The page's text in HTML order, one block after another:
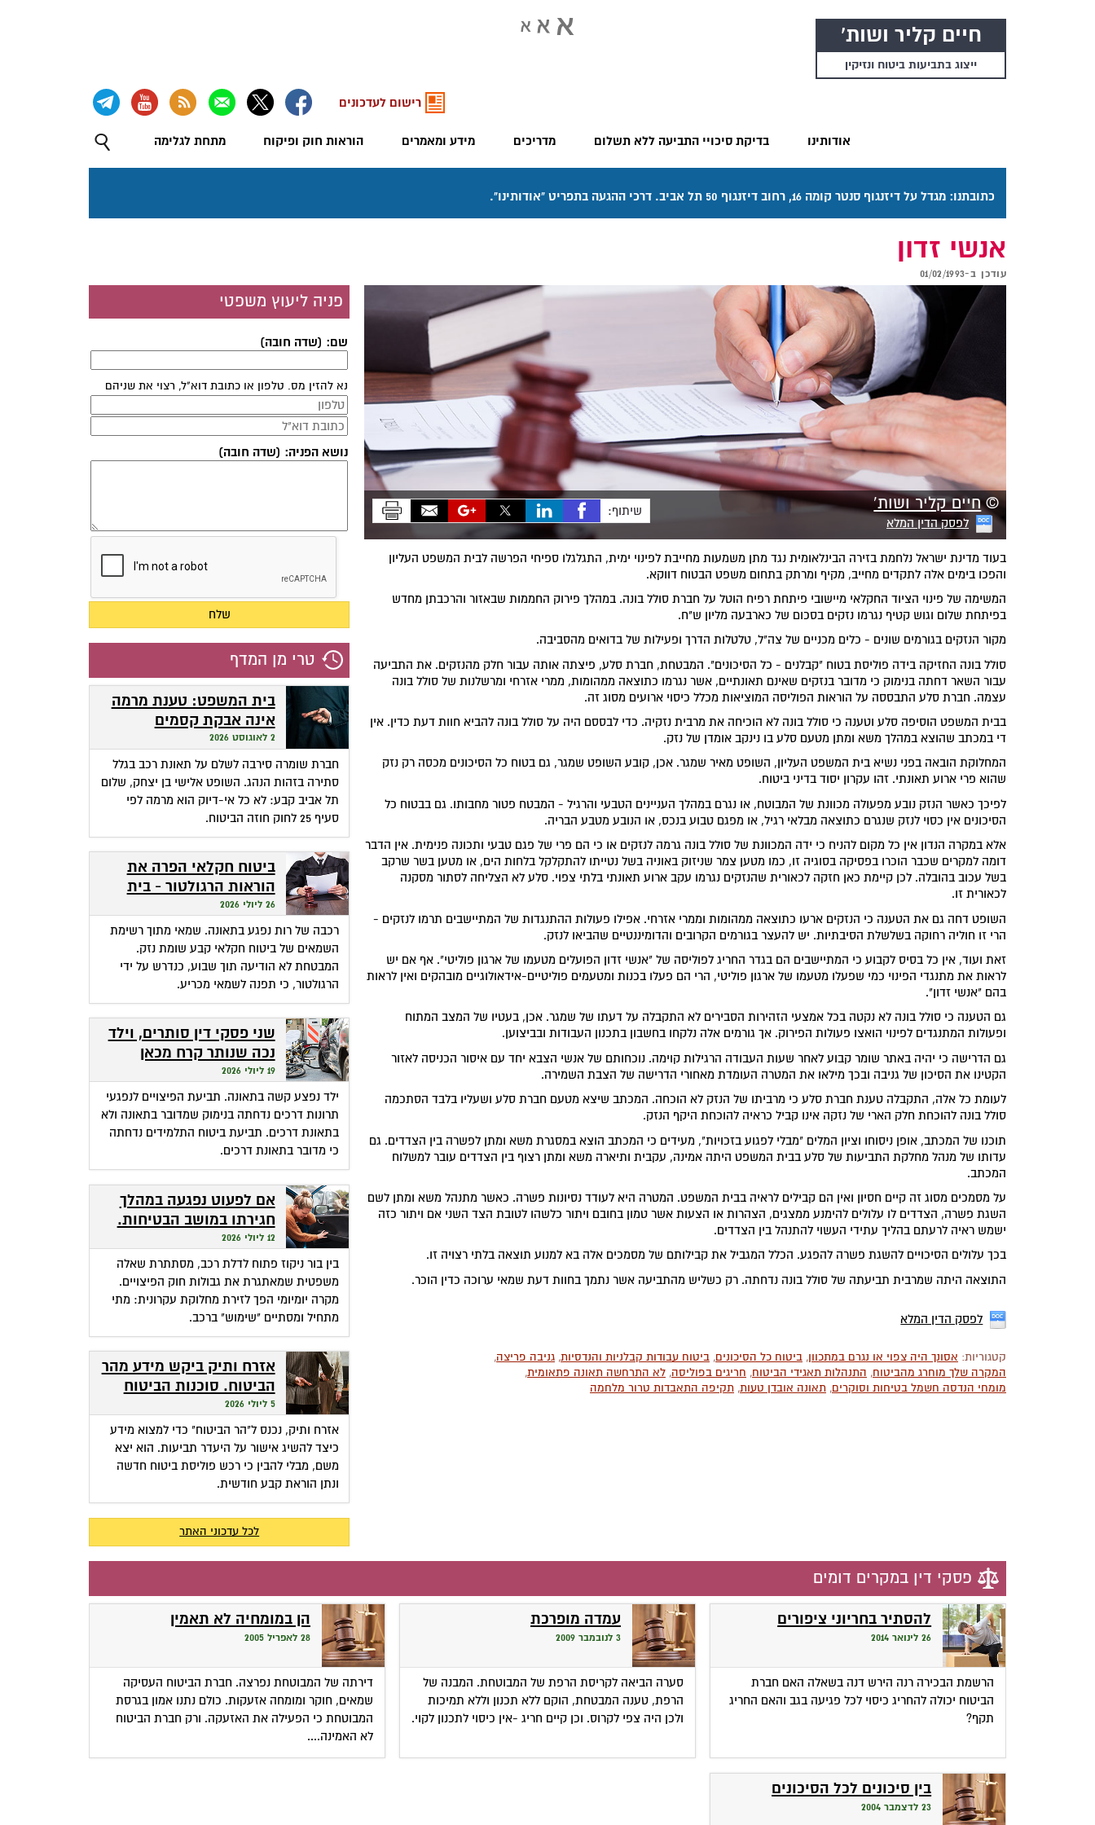
חיים קליר ושות'
ייצוג בתביעות ביטוח ונזיקין
אודותינו בדיקת סיכויי התביעה ללא תשלום מדריכים מידע ומאמרים הוראות חוק ופיקוח מתחת לגלימה
רישום לעדכונים
כתובתנו: מגדל על דיזנגוף סנטר קומה 16, רחוב דיזנגוף 50 תל אביב. דרכי ההגעה בתפריט "אודותינו".
אנשי זדון
עודכן ב-01/02/1993
©חיים קליר ושות'
לפסק הדין המלא
שיתוף:
בעוד מדינת ישראל נלחמת בזירה הבינלאומית נגד מתן משמעות מחייבת לפינוי ימית, התגלגלו ספיחי הפרשה לבית המשפט העליון
והפכו בימים אלה לתקדים מחייב, מקיף ומרתק בתחום משפט הבטוח דווקא.
המשימה של פינוי הציוד החקלאי מיישובי פיתחת רפיח הוטל על חברת סולל בונה. במהלך פירוק החממות שבאזור והרכבתן מחדש
בפיתחת שלום וגוש קטיף נגרמו נזקים בסכום של כארבעה מליון ש"ח.
מקור הנזקים בגורמים שונים - כלים מכניים של צה"ל, טלטלות הדרך ופעילות של בדואים מהסביבה.
סולל בונה החזיקה בידה פוליסת בטוח "קבלנים - כל הסיכונים". המבטחת, חברת סלע, פיצתה אותה עבור חלק מהנזקים. את התביעה
עבור השאר דחתה בנימוק כי מדובר בנזקים שאינם תאונתיים, אשר נגרמו כתוצאה ממהומות, ממרי אזרחי ומרשלנות של סולל בונה
עצמה. חברת סלע התבססה על הוראות הפוליסה המוציאות מכלל כיסוי ארועים מסוג זה.
בבית המשפט הוסיפה סלע וטענה כי סולל בונה לא הוכיחה את מרבית נזקיה. כדי לבססם היה על סולל בונה להביא חוות דעת כדין. אין
די במכתב שהוצא במהלך משא ומתן מטעם סלע בו נינקב אומדן של נזק.
המחלוקת הובאה בפני נשיא בית המשפט העליון, השופט מאיר שמגר. אכן, קובע השופט שמגר, גם בטוח כל הסיכונים מכסה רק נזק
שהוא פרי ארוע תאונתי. זהו עקרון יסוד בדיני ביטוח.
לפיכך כאשר הנזק נובע מפעולה מכוונת של המבוטח, או נגרם במהלך העניינים הטבעי והרגיל - המבטח פטור מחבותו. גם בבטוח כל
הסיכונים אין כסוי לנזק שנגרם כתוצאה מבלאי רגיל, או מפגם טבוע בנכס, או הנובע מטבע הבריה.
אלא במקרה הנדון אין כל מקום להניח כי ידה המכוונת של סולל בונה גרמה לנזקים או כי הם פרי של פגם טבעי ותכונה פנימית. אין הדבר
דומה למקרים שכבר הוכרו בפסיקה בסוגיה זו, כמו מטען צמר שניזוק באוניה בשל נטייתו להתקלקל בלחות הים, או מטען בשר שרקב
בשל עכוב בהובלה. לכן קיימת כאן חזקה לכאורית שהנזקים נגרמו עקב ארוע תאונתי בלתי צפוי. סלע לא הצליחה לסתור מסקנה
לכאורית זו.
השופט דחה גם את הטענה כי הנזקים ארעו כתוצאה ממהומות וממרי אזרחי. אפילו פעולות ההתנגדות של המתיישבים תרמו לנזקים -
הרי זו חוליה רחוקה בשלשלת הסיבתיות. יש להעצר בגורמים הקרובים והדומיננטיים שהביאו לנזק.
זאת ועוד, אין כל בסיס לקבוע כי המתיישבים הם בגדר החריג לפוליסה של "אנשי זדון הפועלים מטעמו של ארגון פוליטי". אף אם יש
לראות את מתנגדי הפינוי כמי שפעלו מטעמו של ארגון פוליטי, הרי הם פעלו בכנות ומטעמים פוליטיים-אידאולוגיים מובהקים ואין לראות
בהם "אנשי זדון".
גם הטענה כי סולל בונה לא נקטה בכל אמצעי הזהירות הסבירים לא התקבלה על דעתו של שמגר. אכן, בעטיו של המצב המתוח
ופעולות המתנגדים לפינוי הואצו פעולות הפירוק. אך גורמים אלה נלקחו בחשבון בתכנון העבודות ובביצוען.
גם הדרישה כי יהיה באתר שומר קבוע לאחר שעות העבודה הרגילות קוימה. נוכחותם של אנשי הצבא יחד עם איסור הכניסה לאזור
הקטינו את הסיכון של גניבה ובכך מילאו את המטרה העומדת מאחורי הדרישה של הצבת השמירה.
לעומת כל אלה, התקבלה טענת חברת סלע כי מרביתו של הנזק לא הוכחה. המכתב שיצא מטעם חברת סלע ושעליו בלבד הסתכמה
סולל בונה להוכחת חלק הארי של נזקה אינו קביל כראיה להוכחת היקף הנזק.
תוכנו של המכתב, אופן ניסוחו וציון המלים "מבלי לפגוע בזכויות", מעידים כי המכתב הוצא במסגרת משא ומתן לפשרה בין הצדדים. גם
עדותו של מנהל מחלקת התביעות של סלע בבית המשפט היתה אמינה, עקבית ותיארה משא ומתן רצוף בין הצדדים עובר למשלוח
המכתב.
על מסמכים מסוג זה קיים חסיון ואין הם קבילים לראיה בבית המשפט. המטרה היא לעודד נסיונות פשרה. כאשר מתנהל משא ומתן לשם
השגת פשרה, הצדדים לו עלולים להימנע ממצגים, הצהרות או הצעות אשר טמון בחובם ויתור כלשהו לטובת הצד השני אם ויתור כזה
ישמש ראיה לרעתם בהליך עתידי העשוי להתנהל בין הצדדים.
בכך עלולים הסיכויים להשגת פשרה להפגע. הכלל המגביל את קבילותם של מסמכים אלה בא למנוע תוצאה בלתי רצויה זו.
התוצאה היתה שמרבית תביעתה של סולל בונה נדחתה. רק כשליש מהתביעה אשר נתמך בחוות דעת שמאי ערוכה כדין הוכר.
לפסק הדין המלא
קטגוריות: אסונך היה צפוי או נגרם במתכוון, ביטוח כל הסיכונים, ביטוח עבודות קבלניות והנדסיות, גניבה פריצה,
המקרה שלך מוחרג מהביטוח, התנהלות תאגידי הביטוח, חריגים בפוליסה, לא התרחשה תאונה פתאומית,
מומחי הנדסה חשמל בטיחות וסוקרים, תאונה אובדן טעות, תקיפה התאבדות טרור מלחמה
פניה ליעוץ משפטי
שם: (שדה חובה)
נא להזין מס. טלפון או כתובת דוא"ל, רצוי את שניהם
נושא הפניה: (שדה חובה)
טרי מן המדף
בית המשפט: טענת מרמה
אינה אבקת קסמים
שהופכת אי-דיוק לפטור
מתשלום
2 לאוגוסט 2026
חברת שומרה סירבה לשלם על תאונת רכב בגלל
סתירה בזהות הנהג. השופט אלישי בן יצחק, שלום
תל אביב קבע: לא כל אי-דיוק הוא מרמה לפי
סעיף 25 לחוק חוזה הביטוח.
ביטוח חקלאי הפרה את
הוראות הרגולטור - בית
המשפט חילץ אותה
26 ליולי 2026
רכבה של רות נפגע בתאונה. שמאי מתוך רשימת
השמאים של ביטוח חקלאי קבע שומת נזק.
המבטחת לא הודיעה תוך שבוע, כנדרש על ידי
הרגולטור, כי תפנה לשמאי מכריע.
שני פסקי דין סותרים, וילד
נכה שנותר קרח מכאן
ומכאן
19 ליולי 2026
ילד נפצע קשה בתאונה. תביעת הפיצויים לנפגעי
תרונות דרכים נדחתה בנימוק שמדובר בתאונה ולא
בתאונת דרכים. תביעת ביטוח התלמידים נדחתה
כי מדובר בתאונת דרכים.
אם לפעוט נפגעה במהלך
חגירתו במושב הבטיחות.
האם זכאית לפיצויים?
12 ליולי 2026
בין בור ניקוז פתוח לדלת רכב, מסתתרת שאלה
משפטית שמאתגרת את גבולות חוק הפיצויים.
מקרה יומיומי הפך לזירת מחלוקת עקרונית: מתי
מתחיל ומסתיים "שימוש" ברכב.
אזרח ותיק ביקש מידע מהר
הביטוח. סוכנות הביטוח
גבתה מחשבונו פרמיות
5 ליולי 2026
אזרח ותיק, נכנס ל"הר הביטוח" כדי למצוא מידע
כיצד להשיג אישור על היעדר תביעות. הוא יצא
משם, מבלי להבין כי רכש פוליסת ביטוח חדשה
ונתן הוראת קבע חודשית.
לכל עדכוני האתר
פסקי דין במקרים דומים
להסתיר בחריוני ציפורים
26 לינואר 2014
הרשמת הבכירה רנה הירש דנה בשאלה האם חברת
הביטוח יכולה להחריג כיסוי לכל פגיעה בגב והאם החריג
תקף?
עמדה מופרכת
3 לנובמבר 2009
סערה הביאה לקריסת הרפת של המבוטחת. המבנה של
הרפת, טענה המבטחת, הוקם ללא תכנון וללא תמיכות
ולכן היה צפי לקרוס. וכן קיים חריג -אין כיסוי לתכנון לקוי.
הן במומחיה לא תאמין
28 לאפריל 2005
דירתה של המבוטחת נפרצה. חברת הביטוח העסיקה
שמאים, חוקר ומומחה אזעקות. כולם נתנו אמון בגרסת
המבוטחת כי הפעילה את האזעקה. ורק חברת הביטוח
לא האמינה....
בין סיכונים לכל הסיכונים
23 לדצמבר 2004